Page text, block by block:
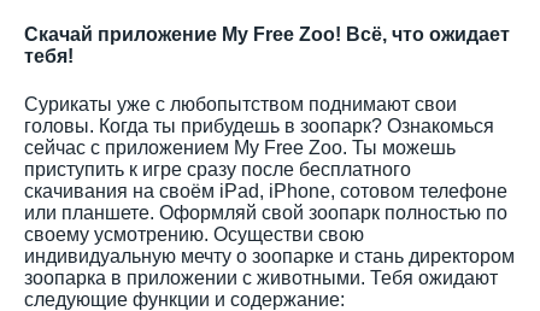
Скачай приложение My Free Zoo! Всё, что ожидает
тебя!
Сурикаты уже с любопытством поднимают свои
головы. Когда ты прибудешь в зоопарк? Ознакомься
сейчас с приложением My Free Zoo. Ты можешь
приступить к игре сразу после бесплатного
скачивания на своём iPad, iPhone, сотовом телефоне
или планшете. Оформляй свой зоопарк полностью по
своему усмотрению. Осуществи свою
индивидуальную мечту о зоопарке и стань директором
зоопарка в приложении с животными. Тебя ожидают
следующие функции и содержание: